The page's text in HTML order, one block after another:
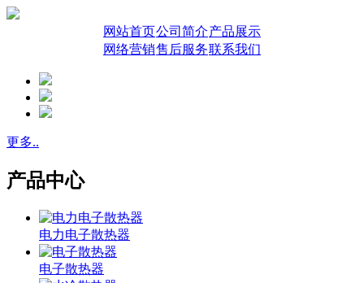
网站首页公司简介产品展示
网络营销售后服务联系我们
更多..
产品中心
电力电子散热器
电子散热器